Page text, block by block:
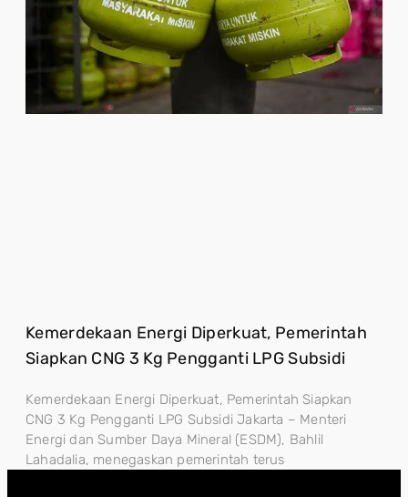
Kemerdekaan Energi Diperkuat, Pemerintah
Siapkan CNG 3 Kg Pengganti LPG Subsidi
Kemerdekaan Energi Diperkuat, Pemerintah Siapkan
CNG 3 Kg Pengganti LPG Subsidi Jakarta – Menteri
Energi dan Sumber Daya Mineral (ESDM), Bahlil
Lahadalia, menegaskan pemerintah terus